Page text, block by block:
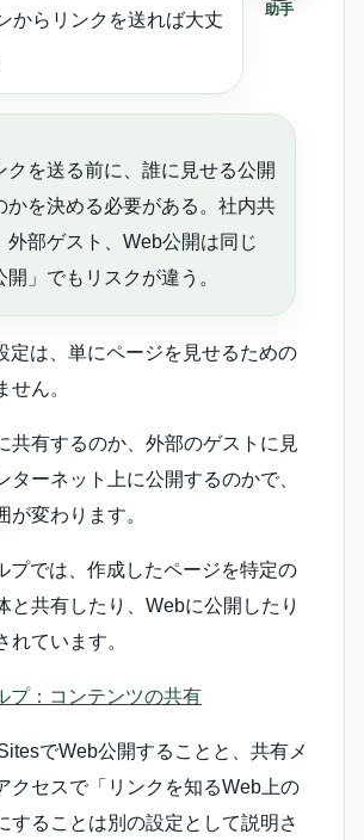
助手
からリンクを送れば大丈
クを送る前に、誰に見せる公開
かを決める必要がある。社内共
外部ゲスト、Web公開は同じ
開」でもリスクが違う。
定は、単にページを見せるための
せん。
共有するのか、外部のゲストに見
ターネット上に公開するのかで、
が変わります。
プでは、作成したページを特定の
と共有したり、Webに公開したり
れています。
プ：コンテンツの共有
でWeb公開することと、共有メ
クセスで「リンクを知るWeb上の
することは別の設定として説明さ